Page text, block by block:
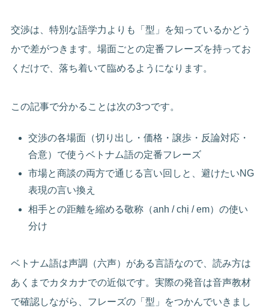
交渉は、特別な語学力よりも「型」を知っているかどう
かで差がつきます。場面ごとの定番フレーズを持ってお
くだけで、落ち着いて臨めるようになります。
この記事で分かることは次の3つです。
交渉の各場面（切り出し・価格・譲歩・反論対応・
合意）で使うベトナム語の定番フレーズ
市場と商談の両方で通じる言い回しと、避けたいNG
表現の言い換え
相手との距離を縮める敬称（anh / chị / em）の使い
分け
ベトナム語は声調（六声）がある言語なので、読み方は
あくまでカタカナでの近似です。実際の発音は音声教材
で確認しながら、フレーズの「型」をつかんでいきまし